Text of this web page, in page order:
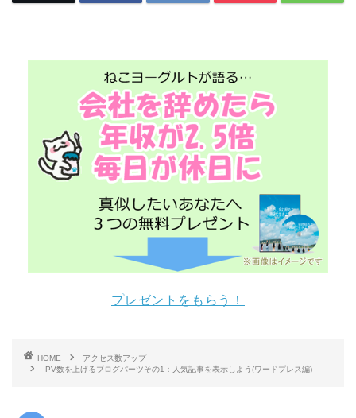
プレゼントをもらう！
HOME
アクセス数アップ
PV数を上げるブログパーツその1：人気記事を表示しよう(ワードプレス編)